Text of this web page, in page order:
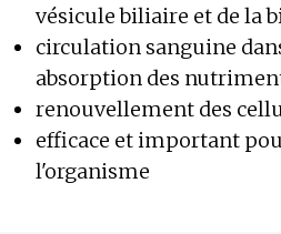
vésicule biliaire et de la
circulation sanguine
absorption des
renouvellement des
efficace et important
l'organisme